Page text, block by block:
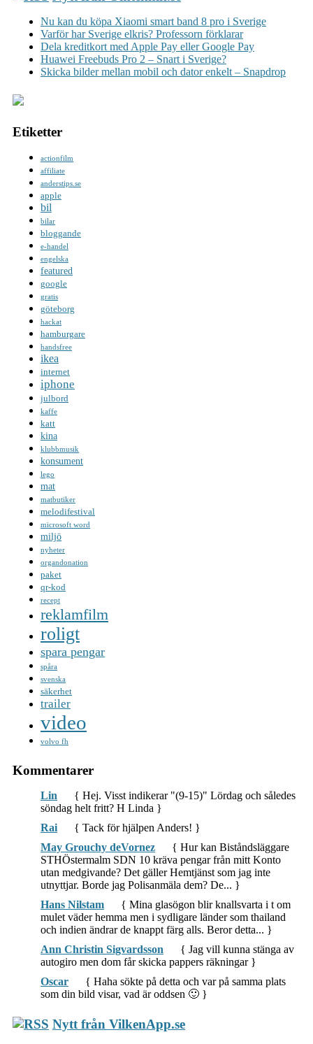
Nu kan du köpa Xiaomi smart band 8 pro i Sverige
Varför har Sverige elkris? Professorn förklarar
Dela kreditkort med Apple Pay eller Google Pay
Huawei Freebuds Pro 2 – Snart i Sverige?
Skicka bilder mellan mobil och dator enkelt – Snapdrop
Etiketter
actionfilm
affiliate
anderstips.se
apple
bil
bilar
bloggande
e-handel
engelska
featured
google
gratis
göteborg
hackat
hamburgare
handsfree
ikea
internet
iphone
julbord
kaffe
katt
kina
klubbmusik
konsument
lego
mat
matbutiker
melodifestival
microsoft word
miljö
nyheter
organdonation
paket
qr-kod
recept
reklamfilm
roligt
spara pengar
spåra
svenska
säkerhet
trailer
video
volvo fh
Kommentarer
Lin
{ Hej. Visst indikerar "(9-15)" Lördag och således
söndag helt fritt? H Linda }
Rai
{ Tack för hjälpen Anders! }
May Grouchy deVornez
{ Hur kan Biståndsläggare
STHÖstermalm SDN 10 kräva pengar från mitt Konto
utan medgivande? Det gäller Hemtjänst som jag inte
utnyttjar. Borde jag Polisanmäla dem? De... }
Hans Nilstam
{ Mina glasögon blir knallsvarta i t om
mulet väder hemma men i sydligare länder som thailand
och indien ändrar de knappt färg alls. Beror detta... }
Ann Christin Sigvardsson
{ Jag vill kunna stänga av
autogiro men dom får skicka pappers räkningar }
Oscar
{ Haha sökte på detta och var på samma plats
som din bild visar, vad är oddsen 🙂 }
Nytt från VilkenApp.se